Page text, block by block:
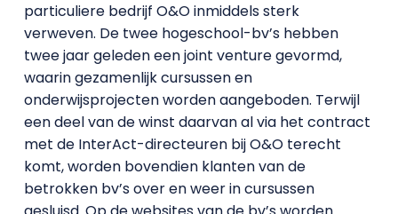
particuliere bedrijf O&O inmiddels sterk
verweven. De twee hogeschool-bv’s hebben
twee jaar geleden een joint venture gevormd,
waarin gezamenlijk cursussen en
onderwijsprojecten worden aangeboden. Terwijl
een deel van de winst daarvan al via het contract
met de InterAct-directeuren bij O&O terecht
komt, worden bovendien klanten van de
betrokken bv’s over en weer in cursussen